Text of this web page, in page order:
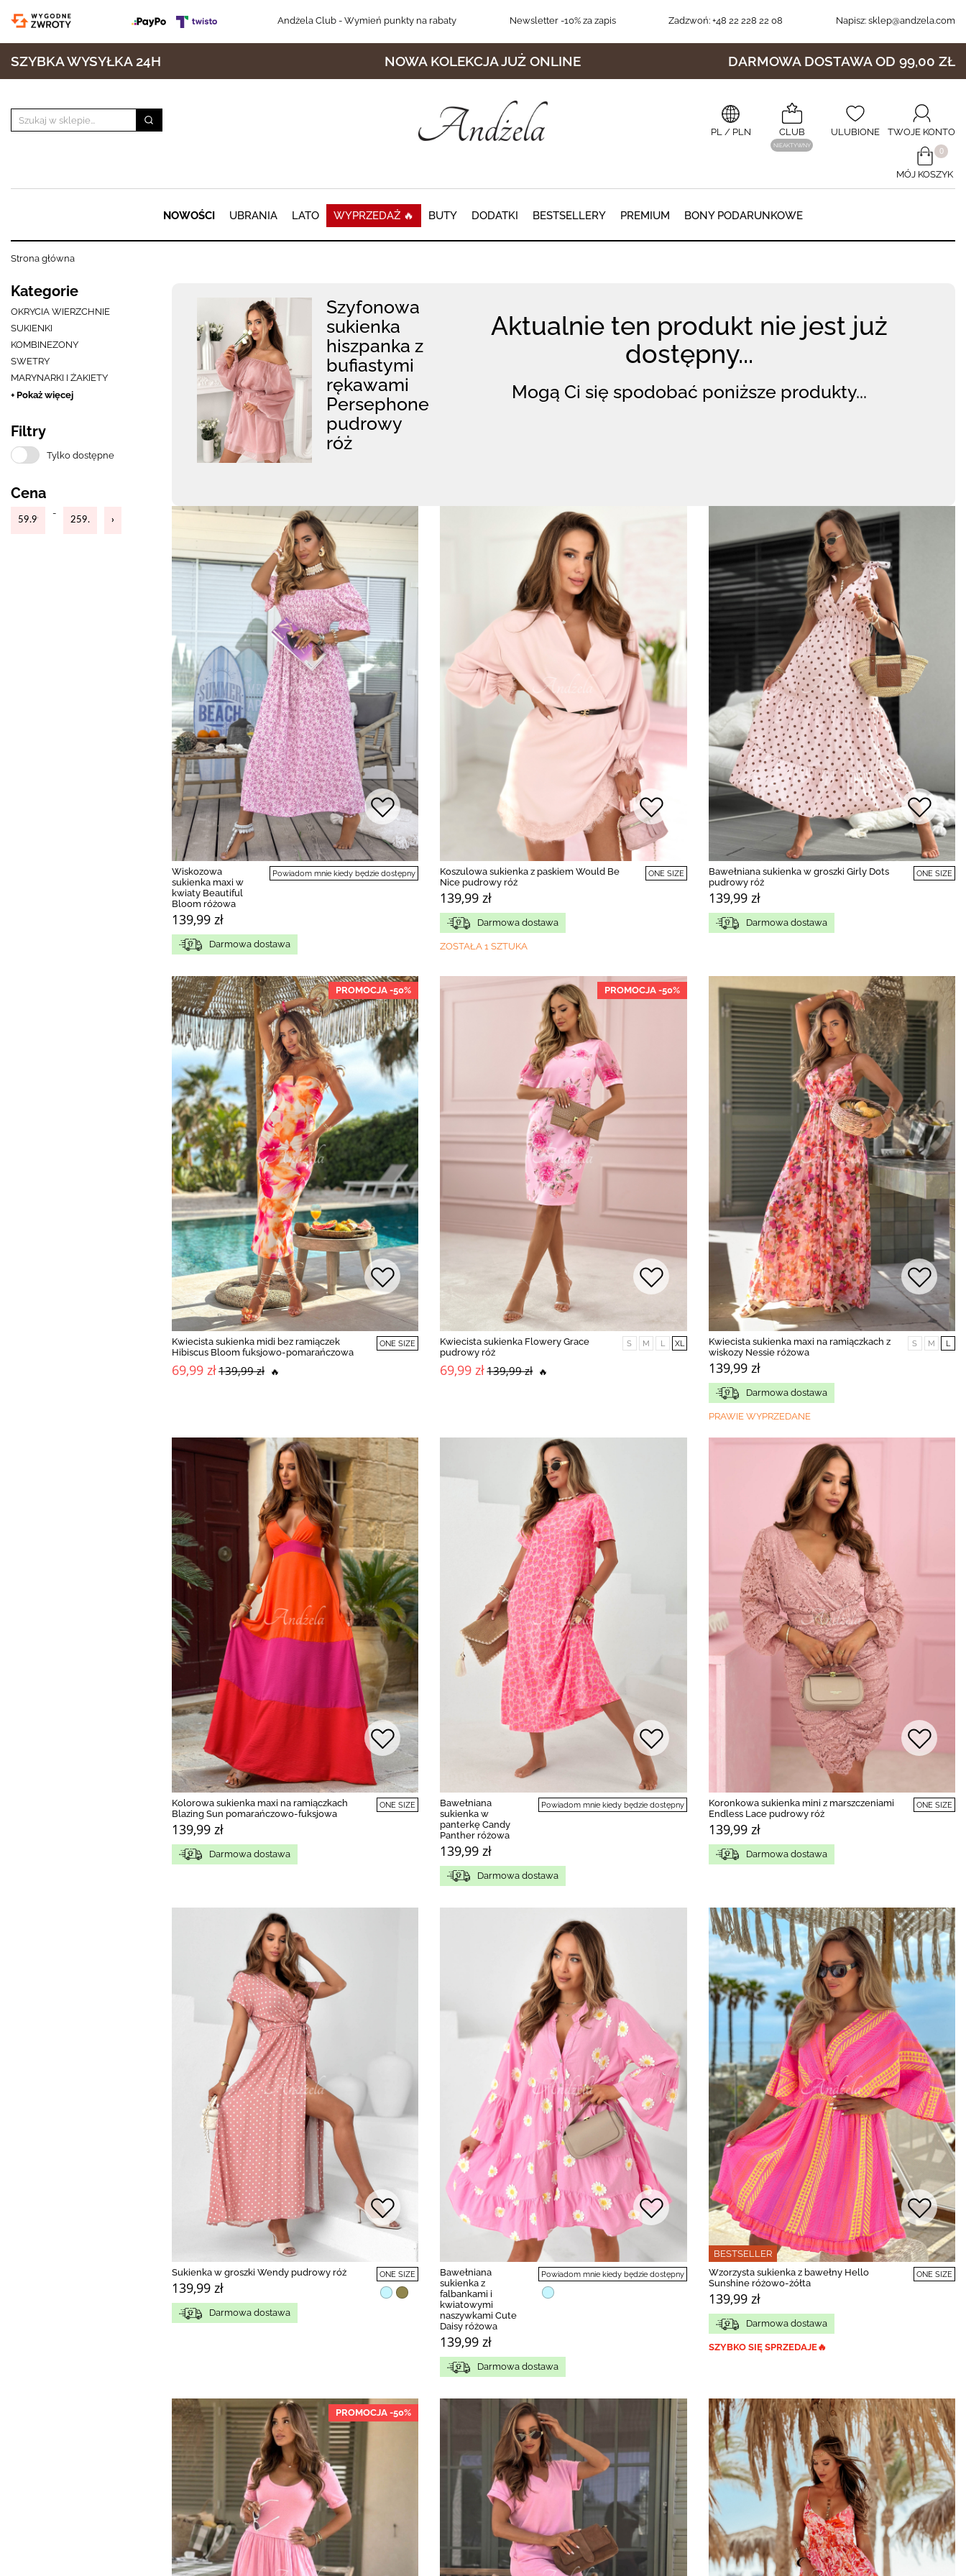
Andżela Club- Wymień punkty na rabaty Newsletter-10% za zapis Zadzwoń: +48 22 228 22 08 Napisz: sklep@andzela.com
SZYBKA WYSYŁKA 24H NOWA KOLEKCJA JUŻ ONLINE DARMOWA DOSTAWA OD 99,00 ZŁ
PL/ PLN CLUB
NIEAKTYWNY
ULUBIONE TWOJE KONTO
​0
MÓJ KOSZYK
NOWOŚCI UBRANIA LATO WYPRZEDAŻ 🔥 BUTY DODATKI BESTSELLERY PREMIUM BONY PODARUNKOWE
Strona główna
Kategorie
OKRYCIA WIERZCHNIE
SUKIENKI
KOMBINEZONY
SWETRY
MARYNARKI I ŻAKIETY
+ Pokaż więcej
Filtry
Tylko dostępne
Cena
-
Szyfonowa
sukienka
hiszpanka z
bufiastymi
rękawami
Persephone
pudrowy
róż
Aktualnie ten produkt nie jest już
dostępny...
Mogą Ci się spodobać poniższe produkty...
Wiskozowa
sukienka maxi w
kwiaty Beautiful
Bloom różowa
139,99 zł
Powiadom mnie kiedy będzie dostępny
Darmowa dostawa
Koszulowa sukienka z paskiem Would Be
Nice pudrowy róż
139,99 zł
ONE SIZE
Darmowa dostawa
ZOSTAŁA 1 SZTUKA
Bawełniana sukienka w groszki Girly Dots
pudrowy róż
139,99 zł
ONE SIZE
Darmowa dostawa
PROMOCJA -50%
Kwiecista sukienka midi bez ramiączek
Hibiscus Bloom fuksjowo-pomarańczowa
69,99 zł139,99 zł 🔥
ONE SIZE
PROMOCJA -50%
Kwiecista sukienka Flowery Grace
pudrowy róż
69,99 zł139,99 zł 🔥
S M L XL
Kwiecista sukienka maxi na ramiączkach z
wiskozy Nessie różowa
139,99 zł
S M L
Darmowa dostawa
PRAWIE WYPRZEDANE
Kolorowa sukienka maxi na ramiączkach
Blazing Sun pomarańczowo-fuksjowa
139,99 zł
ONE SIZE
Darmowa dostawa
Bawełniana
sukienka w
panterkę Candy
Panther różowa
139,99 zł
Powiadom mnie kiedy będzie dostępny
Darmowa dostawa
Koronkowa sukienka mini z marszczeniami
Endless Lace pudrowy róż
139,99 zł
ONE SIZE
Darmowa dostawa
Sukienka w groszki Wendy pudrowy róż
139,99 zł
ONE SIZE
Darmowa dostawa
Bawełniana
sukienka z
falbankami i
kwiatowymi
naszywkami Cute
Daisy różowa
139,99 zł
Powiadom mnie kiedy będzie dostępny
Darmowa dostawa
BESTSELLER
Wzorzysta sukienka z bawełny Hello
Sunshine różowo-żółta
139,99 zł
ONE SIZE
Darmowa dostawa
SZYBKO SIĘ SPRZEDAJE🔥
PROMOCJA -50%